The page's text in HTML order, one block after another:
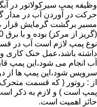
وظیفه پمپ سیرکولاتور در
حرکت در آوردن آب در مدار
مسیر برگشت گرمایش قرار
نوع پمپ لازم است آب در
داشته باشد،عمل خنک کاری و
آب انجام می شود،این پمپ
سرویس شود،این پمپ ها از
از : روتور ( که قسمت متحرک
پمپ است ) و لازم به ذکر
حائز اهمیت است.